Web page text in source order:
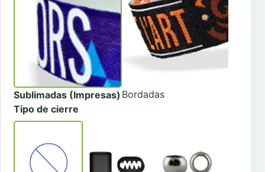
Sublimadas (Impresas) Bordadas
Tipo de cierre